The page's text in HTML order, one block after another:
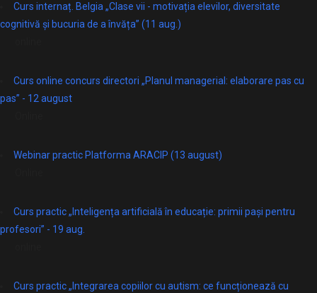
Curs internaț. Belgia „Clase vii - motivația elevilor, diversitate
cognitivă și bucuria de a învăța” (11 aug.)
Curs online concurs directori „Planul managerial: elaborare pas cu
pas” - 12 august
Webinar practic Platforma ARACIP (13 august)
Curs practic „Inteligența artificială în educație: primii pași pentru
profesori” - 19 aug.
Curs practic „Integrarea copiilor cu autism: ce funcționează cu